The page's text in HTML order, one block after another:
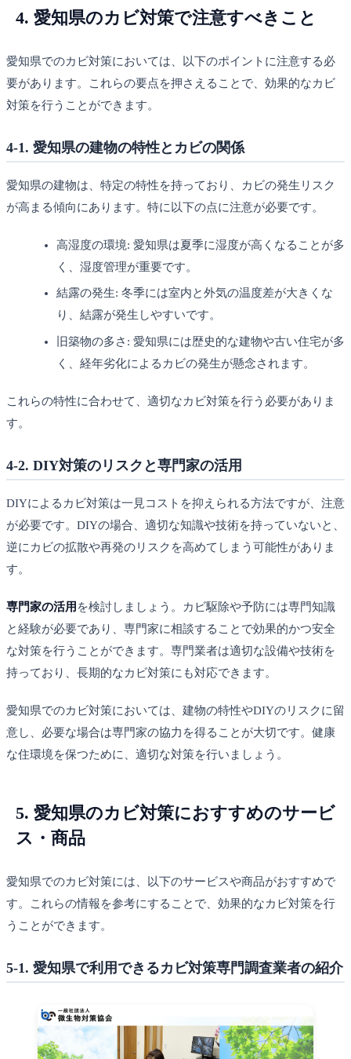
4. 愛知県のカビ対策で注意すべきこと
愛知県でのカビ対策においては、以下のポイントに注意する必
要があります。これらの要点を押さえることで、効果的なカビ
対策を行うことができます。
4-1. 愛知県の建物の特性とカビの関係
愛知県の建物は、特定の特性を持っており、カビの発生リスク
が高まる傾向にあります。特に以下の点に注意が必要です。
高湿度の環境: 愛知県は夏季に湿度が高くなることが多
く、湿度管理が重要です。
結露の発生: 冬季には室内と外気の温度差が大きくな
り、結露が発生しやすいです。
旧築物の多さ: 愛知県には歴史的な建物や古い住宅が多
く、経年劣化によるカビの発生が懸念されます。
これらの特性に合わせて、適切なカビ対策を行う必要がありま
す。
4-2. DIY対策のリスクと専門家の活用
DIYによるカビ対策は一見コストを抑えられる方法ですが、注意
が必要です。DIYの場合、適切な知識や技術を持っていないと、
逆にカビの拡散や再発のリスクを高めてしまう可能性がありま
す。
専門家の活用 を検討しましょう。カビ駆除や予防には専門知識
と経験が必要であり、専門家に相談することで効果的かつ安全
な対策を行うことができます。専門業者は適切な設備や技術を
持っており、長期的なカビ対策にも対応できます。
愛知県でのカビ対策においては、建物の特性やDIYのリスクに留
意し、必要な場合は専門家の協力を得ることが大切です。健康
な住環境を保つために、適切な対策を行いましょう。
5. 愛知県のカビ対策におすすめのサービ
ス・商品
愛知県でのカビ対策には、以下のサービスや商品がおすすめで
す。これらの情報を参考にすることで、効果的なカビ対策を行
うことができます。
5-1. 愛知県で利用できるカビ対策専門調査業者の紹介